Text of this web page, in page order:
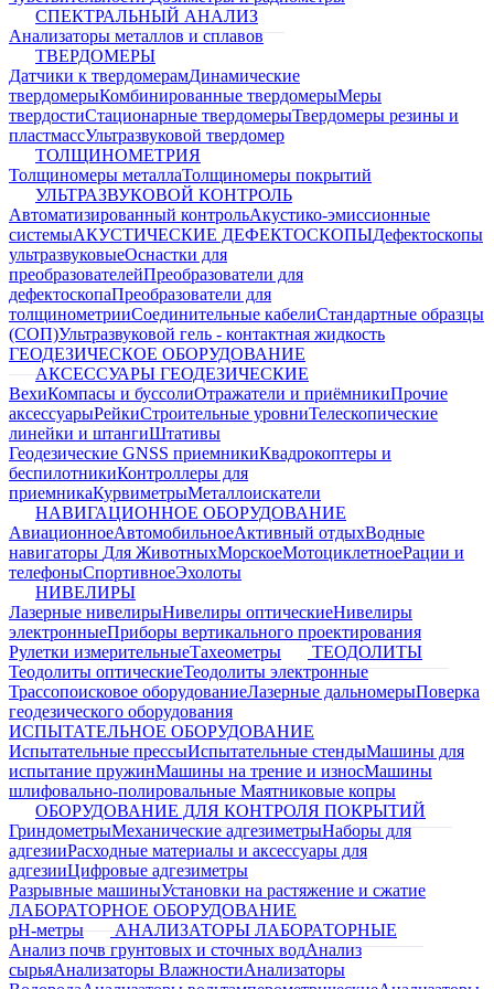
СПЕКТРАЛЬНЫЙ АНАЛИЗ
Анализаторы металлов и сплавов
ТВЕРДОМЕРЫ
Датчики к твердомерамДинамические
твердомерыКомбинированные твердомерыМеры
твердостиСтационарные твердомерыТвердомеры резины и
пластмассУльтразвуковой твердомер
ТОЛЩИНОМЕТРИЯ
Толщиномеры металлаТолщиномеры покрытий
УЛЬТРАЗВУКОВОЙ КОНТРОЛЬ
Автоматизированный контрольАкустико-эмиссионные
системыАКУСТИЧЕСКИЕ ДЕФЕКТОСКОПЫДефектоскопы
ультразвуковыеОснастки для
преобразователейПреобразователи для
дефектоскопаПреобразователи для
толщинометрииСоединительные кабелиСтандартные образцы
(СОП)Ультразвуковой гель - контактная жидкость
ГЕОДЕЗИЧЕСКОЕ ОБОРУДОВАНИЕ
АКСЕССУАРЫ ГЕОДЕЗИЧЕСКИЕ
ВехиКомпасы и буссолиОтражатели и приёмникиПрочие
аксессуарыРейкиСтроительные уровниТелескопические
линейки и штангиШтативы
Геодезические GNSS приемникиКвадрокоптеры и
беспилотникиКонтроллеры для
приемникаКурвиметрыМеталлоискатели
НАВИГАЦИОННОЕ ОБОРУДОВАНИЕ
АвиационноеАвтомобильноеАктивный отдыхВодные
навигаторы Для ЖивотныхМорскоеМотоциклетноеРации и
телефоныСпортивноеЭхолоты
НИВЕЛИРЫ
Лазерные нивелирыНивелиры оптическиеНивелиры
электронныеПриборы вертикального проектирования
Рулетки измерительныеТахеометры
ТЕОДОЛИТЫ
Теодолиты оптическиеТеодолиты электронные
Трассопоисковое оборудованиеЛазерные дальномерыПоверка
геодезического оборудования
ИСПЫТАТЕЛЬНОЕ ОБОРУДОВАНИЕ
Испытательные прессыИспытательные стендыМашины для
испытание пружинМашины на трение и износМашины
шлифовально-полировальные Маятниковые копры
ОБОРУДОВАНИЕ ДЛЯ КОНТРОЛЯ ПОКРЫТИЙ
ГриндометрыМеханические адгезиметрыНаборы для
адгезииРасходные материалы и аксессуары для
адгезииЦифровые адгезиметры
Разрывные машиныУстановки на растяжение и сжатие
ЛАБОРАТОРНОЕ ОБОРУДОВАНИЕ
pH-метры
АНАЛИЗАТОРЫ ЛАБОРАТОРНЫЕ
Анализ почв грунтовых и сточных водАнализ
сырьяАнализаторы ВлажностиАнализаторы